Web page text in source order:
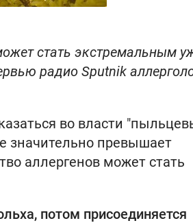
стать экстремальным
радио Sputnik
во власти
значительно превышает
аллергенов может стать
потом присоединяется